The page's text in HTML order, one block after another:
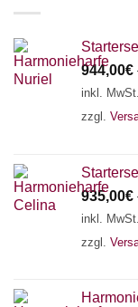
944,00€
inkl. MwSt.
zzgl.
935,00€
inkl. MwSt.
zzgl.